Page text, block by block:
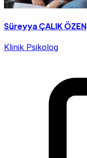
Süreyya ÇALIK ÖZEN
Klinik Psikolog